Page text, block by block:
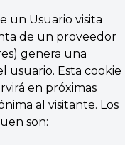
un Usuario visita
de un proveedor
genera una
usuario. Esta cookie
en próximas
al visitante. Los
son: